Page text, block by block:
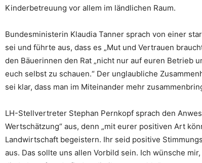
Kinderbetreuung vor allem im ländlichen Raum.
Bundesministerin Klaudia Tanner sprach von einer
sei und führte aus, dass es „Mut und Vertrauen
den Bäuerinnen den Rat „nicht nur auf euren Betrieb
euch selbst zu schauen.“ Der unglaubliche
sei klar, dass man im Miteinander mehr
LH-Stellvertreter Stephan Pernkopf sprach den
Wertschätzung“ aus, denn „mit eurer positiven Art
Landwirtschaft begeistern. Ihr seid positive
aus. Das sollte uns allen Vorbild sein. Ich wünsche